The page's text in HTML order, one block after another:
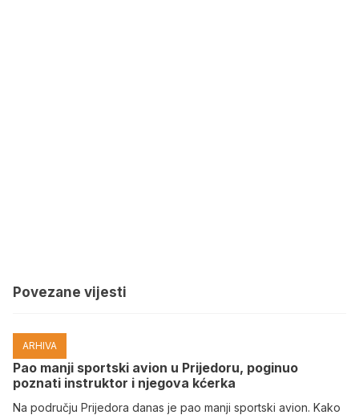
Povezane vijesti
ARHIVA
Pao manji sportski avion u Prijedoru, poginuo
poznati instruktor i njegova kćerka
Na području Prijedora danas je pao manji sportski avion. Kako